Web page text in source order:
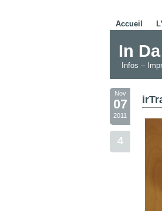
Accueil
In
Infos –
Nov
07
2011
4